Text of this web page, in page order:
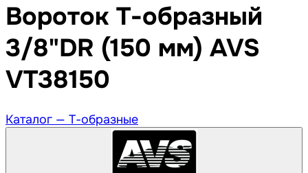
Вороток Т-образный
3/8"DR (150 мм) AVS
VT38150
Каталог — Т-образные